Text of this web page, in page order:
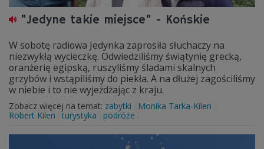
"Jedyne takie miejsce" - Końskie
W sobotę radiowa Jedynka zaprosiła słuchaczy na
niezwykłą wycieczkę. Odwiedziliśmy świątynię grecką,
oranżerię egipską, ruszyliśmy śladami skalnych
grzybów i wstąpiliśmy do piekła. A na dłużej zagościliśmy
w niebie i to nie wyjeżdżając z kraju.
Zobacz więcej na temat: zabytki
Monika Tarka-Kilen
Robert Kilen
turystyka podróże